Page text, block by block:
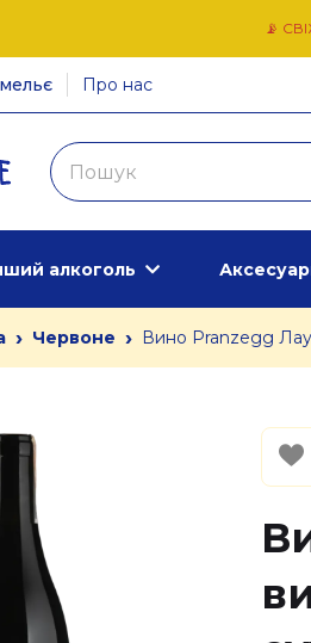
📡
Про нас
алкоголь
› Червоне › Вино Pranzegg